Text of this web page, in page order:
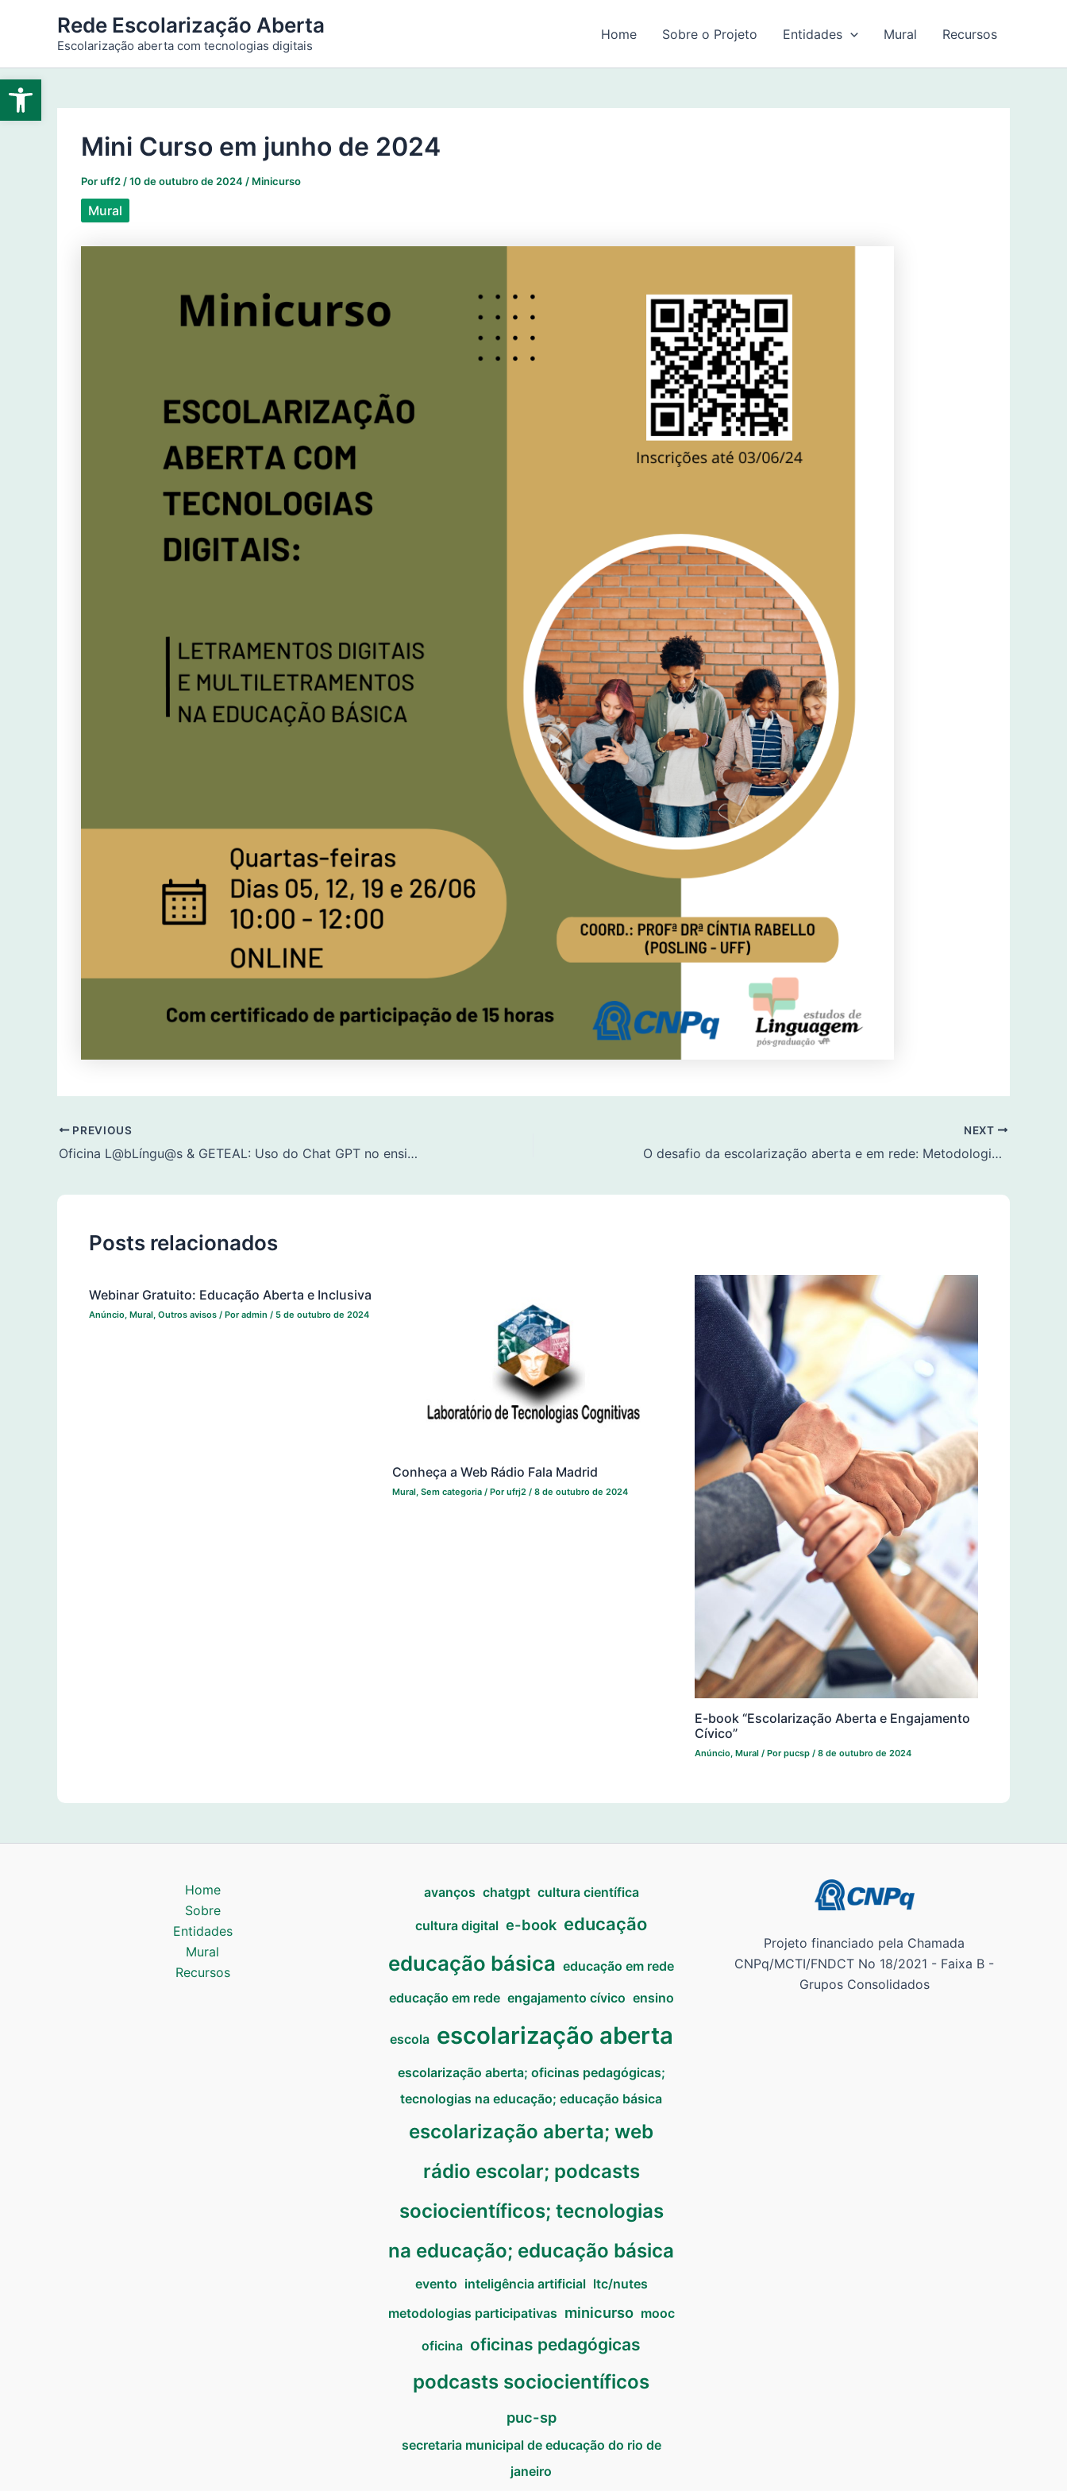
Abrir a barra de ferramentas
conteúdo
Rede Escolarização Aberta
Escolarização aberta com tecnologias digitais
Home Sobre o Projeto Entidades Mural Recursos
Mini Curso em junho de 2024
Poruff2 /10 de outubro de 2024 / Minicurso
Mural
PREVIOUS
Oficina L@bLíngu@s & GETEAL: Uso do Chat GPT no ensino de línguas
NEXT
O desafio da escolarização aberta e em rede: Metodologias participativas e práticas inovadoras
Posts relacionados
Webinar Gratuito: Educação Aberta e Inclusiva
Anúncio, Mural, Outros avisos / Poradmin / 5 de outubro de 2024
Conheça a Web Rádio Fala Madrid
Mural, Sem categoria/ Porufrj2 / 8 de outubro de 2024
E-book “Escolarização Aberta e Engajamento
Cívico”
Anúncio,Mural / Porpucsp/8 de outubro de 2024
Home
Sobre
Entidades
Mural
Recursos
avanços chatgpt cultura científica
cultura digital e-book educação
educação básica educação em rede
educação em rede engajamento cívico ensino
escola escolarização aberta
escolarização aberta; oficinas pedagógicas;
tecnologias na educação; educação básica
escolarização aberta; web
rádio escolar; podcasts
sociocientíficos; tecnologias
na educação; educação básica
evento inteligência artificial ltc/nutes
metodologias participativas minicurso mooc
oficina oficinas pedagógicas
podcasts sociocientíficos
puc-sp
secretaria municipal de educação do rio de
janeiro
Projeto financiado pela Chamada
CNPq/MCTI/FNDCT No 18/2021 - Faixa B -
Grupos Consolidados